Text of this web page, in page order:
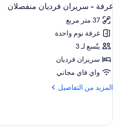
-
سريران
فرديان
منفصلان
جميع
صور
غرفة
-
سريران
فرديان
منفصلان
5
غرفة - سريران فرديان منفصلان
37 متر مربع
غرفة نوم واحدة
يتّسع لـ 3
سريران فرديان
واي فاي مجاني
المزيد من التفاصيل
المزيد
غرفة